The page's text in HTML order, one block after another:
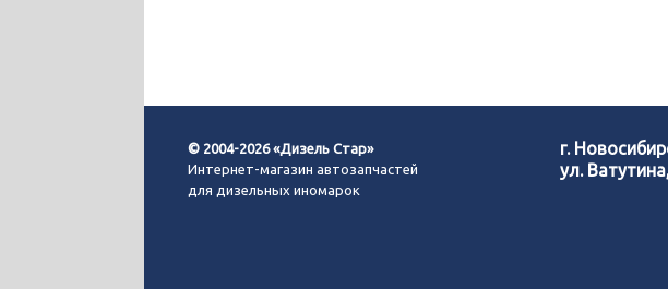
© 2004-2026 «Дизель Стар»
Интернет-магазин автозапчастей
для дизельных иномарок
г.
ул.